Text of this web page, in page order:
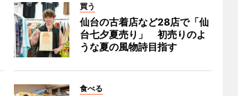
買う
仙台の古着店など28店で「仙
台七夕夏売り」 初売りのよ
うな夏の風物詩目指す
食べる